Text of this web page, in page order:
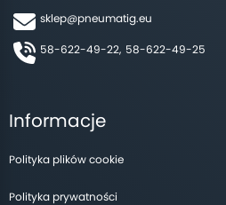
sklep@pneumatig.eu
58-622-49-22, 58-622-49-25
Informacje
Polityka plików cookie
Polityka prywatności